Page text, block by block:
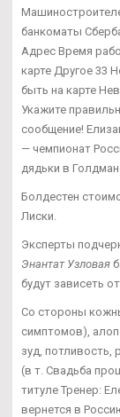
банкоматы
Адрес Время
карте Другое 33
быть на карте
Укажите
сообщение!
— чемпионат
дядьки в
Болдестен
Лиски.
Эксперты
Энантат Узловая
будут зависеть
Со стороны
симптомов),
зуд, потливость,
(в т. Свадьба
титуле Тренер:
вернется в